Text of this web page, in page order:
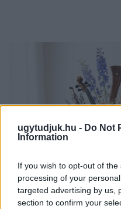
ugytudjuk.hu - Do Not
Information
If you wish to opt-out of
processing of your
targeted advertising by us,
section to confirm your